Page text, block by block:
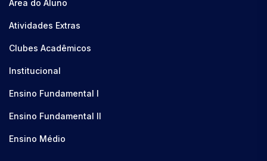
Área do Aluno
Atividades Extras
Clubes Acadêmicos
Institucional
Ensino Fundamental I
Ensino Fundamental II
Ensino Médio